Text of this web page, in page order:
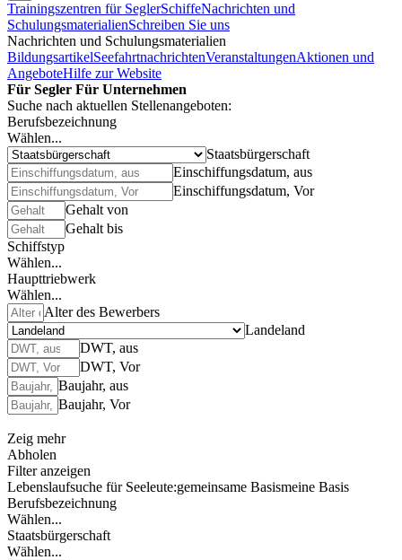
Trainingszentren für SeglerSchiffeNachrichten und
SchulungsmaterialienSchreiben Sie uns
Nachrichten und Schulungsmaterialien
BildungsartikelSeefahrtnachrichtenVeranstaltungenAktionen und
AngeboteHilfe zur Website
Für Segler Für Unternehmen
Suche nach aktuellen Stellenangeboten:
Berufsbezeichnung
Wählen...
Staatsbürgerschaft
Einschiffungsdatum, aus
Einschiffungsdatum, Vor
Gehalt von
Gehalt bis
Schiffstyp
Wählen...
Haupttriebwerk
Wählen...
Alter des Bewerbers
Landeland
DWT, aus
DWT, Vor
Baujahr, aus
Baujahr, Vor
Zeig mehr
Abholen
Filter anzeigen
Lebenslaufsuche für Seeleute:gemeinsame Basismeine Basis
Berufsbezeichnung
Wählen...
Staatsbürgerschaft
Wählen...